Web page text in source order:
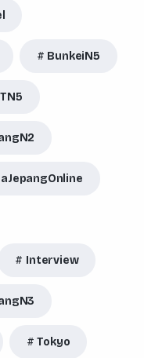
BunkeiN5
Interview
Tokyo